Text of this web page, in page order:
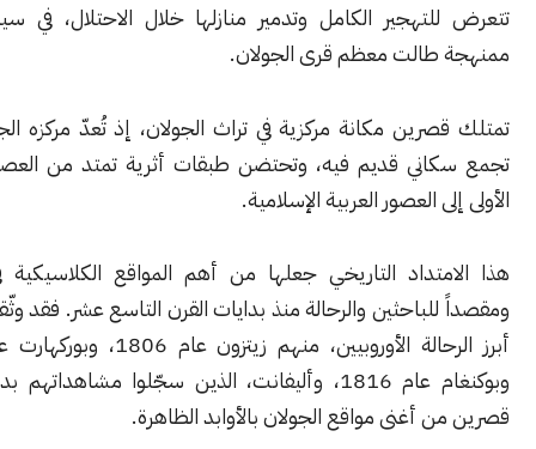
الكامل وتدمير منازلها خلال الاحتلال، في سياق سياسة
معظم قرى الجولان.
مكانة مركزية في تراث الجولان، إذ تُعدّ مركزه الجغرافي وأكبر
قديم فيه، وتحتضن طبقات أثرية تمتد من العصور الحجرية
العصور العربية الإسلامية.
التاريخي جعلها من أهم المواقع الكلاسيكية في الجولان،
والرحالة منذ بدايات القرن التاسع عشر. فقد وثّقها عدد من
أبرز الرحالة الأوروبيين، منهم زيتزون عام 1806، وبوركهارت عام 1810،
وبوكنغام عام 1816، وأليفانت، الذين سجّلوا مشاهداتهم بدقة واعتبروا
أغنى مواقع الجولان بالأوابد الظاهرة.